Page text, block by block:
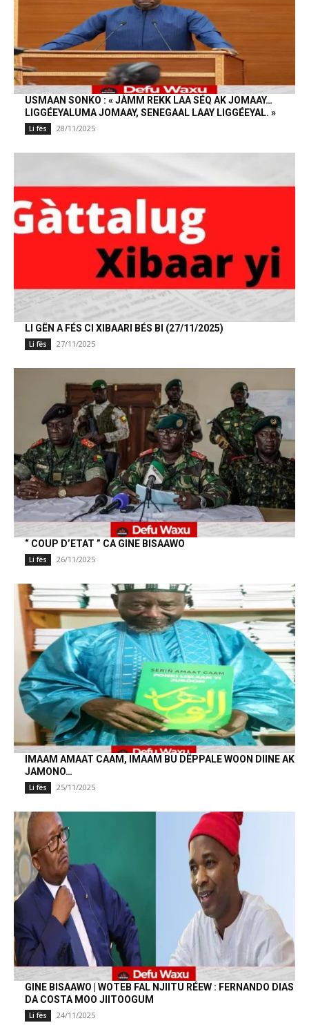
USMAAN SONKO : « JÀMM REKK LAA SÉQ AK JOMAAY…
LIGGÉEYALUMA JOMAAY, SENEGAAL LAAY LIGGÉEYAL. »
Li fës 28/11/2025
LI GËN A FÉS CI XIBAARI BÉS BI (27/11/2025)
Li fës 27/11/2025
“ COUP D’ETAT ” CA GINE BISAAWO
Li fës 26/11/2025
IMAAM AMAAT CAAM, IMAAM BU DËPPALE WOON DIINE AK
JAMONO…
Li fës 25/11/2025
GINE BISAAWO | WOTEB FAL NJIITU RÉEW : FERNANDO DIAS
DA COSTA MOO JIITOOGUM
Li fës 24/11/2025